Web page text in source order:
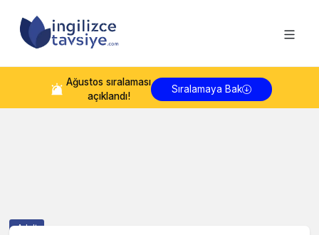
Ağustos sıralaması
açıklandı!
Sıralamaya Bak
Adult